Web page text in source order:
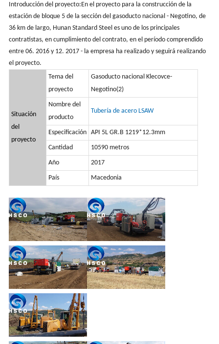
Introducción del proyecto:En el proyecto para la construcción de la
estación de bloque 5 de la sección del gasoducto nacional - Negotino, de
36 km de largo, Hunan Standard Steel es uno de los principales
contratistas, en cumplimiento del contrato, en el período comprendido
entre 06. 2016 y 12. 2017 - la empresa ha realizado y seguirá realizando
el proyecto.
Situación
del
proyecto
Tema del
proyecto
Gasoducto nacional Klecovce-
Negotino(2)
Nombre del
producto
Tubería de acero LSAW
Especificación API 5L GR.B 1219*12.3mm
Cantidad 10590 metros
Año 2017
País Macedonia